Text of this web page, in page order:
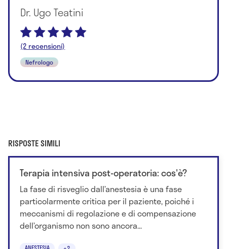
Dr. Ugo Teatini
(2 recensioni)
Nefrologo
RISPOSTE SIMILI
Terapia intensiva post-operatoria: cos'è?
La fase di risveglio dall’anestesia è una fase
particolarmente critica per il paziente, poiché i
meccanismi di regolazione e di compensazione
dell’organismo non sono ancora...